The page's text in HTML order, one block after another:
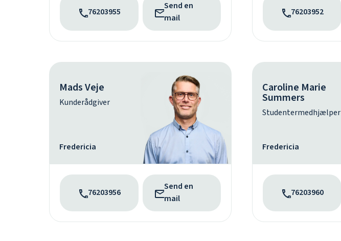
76203955
Send en
mail
76203952
Mads Veje
Kunderådgiver
Fredericia
76203956
Send en
mail
Caroline Marie
Summers
Studentermedhjælper
Fredericia
76203960